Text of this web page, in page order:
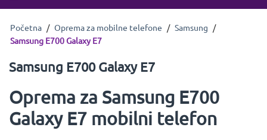
Početna / Oprema za mobilne telefone / Samsung /
Samsung E700 Galaxy E7
Samsung E700 Galaxy E7
Oprema za Samsung E700
Galaxy E7 mobilni telefon